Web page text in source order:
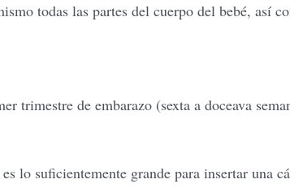
todas las partes del cuerpo del bebé, así
de embarazo (sexta a doceava
lo suficientemente grande para insertar una